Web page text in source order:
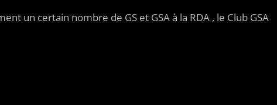
un certain nombre de GS et GSA à la RDA , le Club GSA